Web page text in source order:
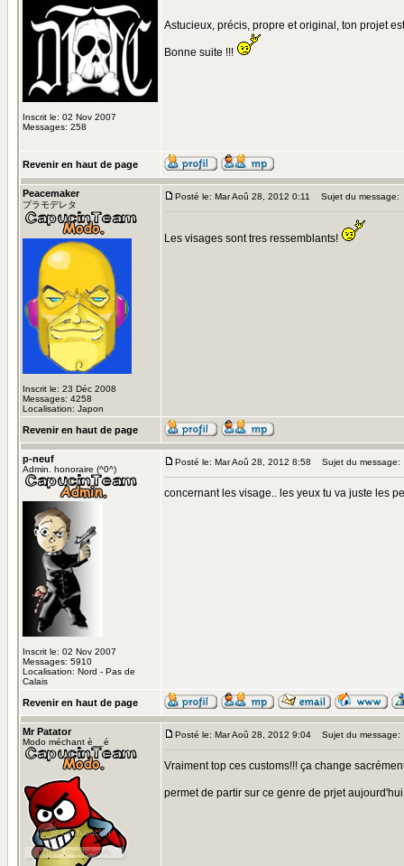
Inscrit le: 02 Nov 2007
Messages: 258
Astucieux, précis, propre et original, ton projet
Bonne suite !!!
Revenir en haut de page
Peacemaker
プラモデレタ
Inscrit le: 23 Déc 2008
Messages: 4258
Localisation: Japon
Posté le: Mar Aoû 28, 2012 0:11 Sujet du message:
Les visages sont tres ressemblants!
Revenir en haut de page
p-neuf
Admin. honoraire (^0^)
Inscrit le: 02 Nov 2007
Messages: 5910
Localisation: Nord - Pas de
Calais
Posté le: Mar Aoû 28, 2012 8:58 Sujet du message:
concernant les visage.. les yeux tu va juste les
Revenir en haut de page
Mr Patator
Modo méchant è__é
Posté le: Mar Aoû 28, 2012 9:04 Sujet du message:
Vraiment top ces customs!!! ça change
permet de partir sur ce genre de prjet